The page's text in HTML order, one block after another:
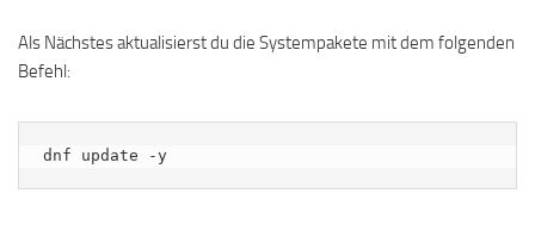
Als Nächstes aktualisierst du die Systempakete mit dem folgenden
Befehl:
dnf update -y